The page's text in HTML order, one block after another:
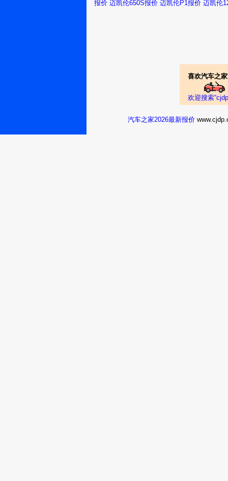
报价 迈凯伦650S报价 迈凯伦P1报价 迈凯伦
喜欢汽车之
欢迎搜索
汽车之家2026最新报价